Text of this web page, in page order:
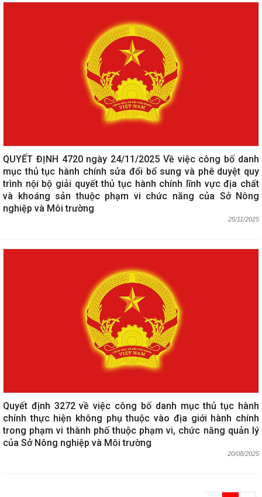
QUYẾT ĐỊNH 4720 ngày 24/11/2025 Về việc công bố danh
mục thủ tục hành chính sửa đổi bổ sung và phê duyệt quy
trình nội bộ giải quyết thủ tục hành chính lĩnh vực địa chất
và khoáng sản thuộc phạm vi chức năng của Sở Nông
nghiệp và Môi trường
25/11/2025
Quyết định 3272 về việc công bố danh mục thủ tục hành
chính thực hiện không phụ thuộc vào địa giới hành chính
trong phạm vi thành phố thuộc phạm vi, chức năng quản lý
của Sở Nông nghiệp và Môi trường
20/08/2025